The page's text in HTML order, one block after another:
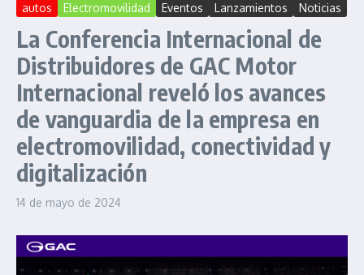
autos Electromovilidad Eventos Lanzamientos Noticias
La Conferencia Internacional de
Distribuidores de GAC Motor
Internacional reveló los avances
de vanguardia de la empresa en
electromovilidad, conectividad y
digitalización
14 de mayo de 2024